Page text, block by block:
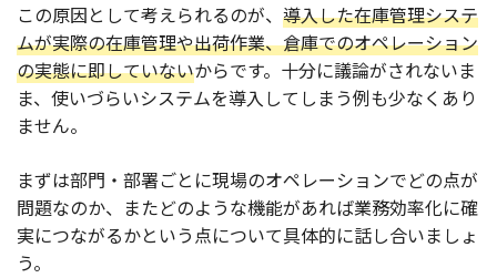
この原因として考えられるのが、 導入した在庫管理システ
ムが実際の在庫管理や出荷作業、倉庫でのオペレーション
の実態に即していないからです。十分に議論がされないま
ま、使いづらいシステムを導入してしまう例も少なくあり
ません。
まずは部門・部署ごとに現場のオペレーションでどの点が
問題なのか、またどのような機能があれば業務効率化に確
実につながるかという点について具体的に話し合いましょ
う。